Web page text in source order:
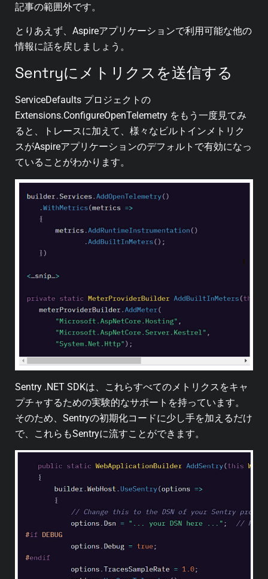
記事の範囲外です。
とりあえず、Aspireアプリケーションで利用可能な他の
情報に話を戻しましょう。
Sentryにメトリクスを送信する
ServiceDefaults プロジェクトの
Extensions.ConfigureOpenTelemetry をもう一度見てみ
ると、トレースに加えて、様々なビルトインメトリク
スがAspireアプリケーションのデフォルトで有効になっ
ていることがわかります。
Sentry .NET SDKは、これらすべてのメトリクスをキャ
プチャするための実験的なサポートを持っています。
そのため、Sentryの初期化コードに少し手を加えるだけ
で、これらもSentryに流すことができます。